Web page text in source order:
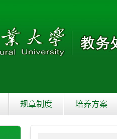
规章制度 培养方案